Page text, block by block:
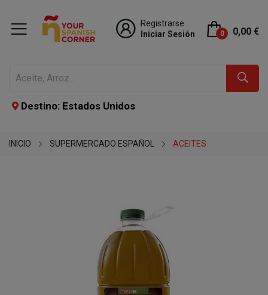
Registrarse
Iniciar Sesión
0 0,00 €
Destino: Estados Unidos
INICIO SUPERMERCADO ESPAÑOL ACEITES